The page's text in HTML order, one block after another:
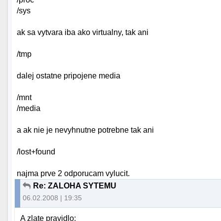
/sys
ak sa vytvara iba ako virtualny, tak ani
/tmp
dalej ostatne pripojene media
/mnt
/media
a ak nie je nevyhnutne potrebne tak ani
/lost+found
najma prve 2 odporucam vylucit.
Re: ZALOHA SYTEMU
06.02.2008 | 19:35
A zlate pravidlo: